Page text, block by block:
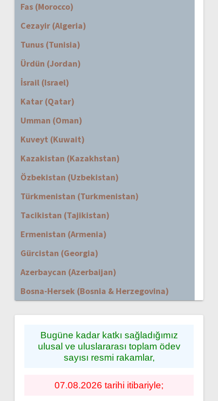
Fas (Morocco)
Cezayir (Algeria)
Tunus (Tunisia)
Ürdün (Jordan)
İsrail (Israel)
Katar (Qatar)
Umman (Oman)
Kuveyt (Kuwait)
Kazakistan (Kazakhstan)
Özbekistan (Uzbekistan)
Türkmenistan (Turkmenistan)
Tacikistan (Tajikistan)
Ermenistan (Armenia)
Gürcistan (Georgia)
Azerbaycan (Azerbaijan)
Bosna-Hersek (Bosnia & Herzegovina)
Bugüne kadar katkı sağladığımız
ulusal ve uluslararası toplam ödev
sayısı resmi rakamlar,
07.08.2026 tarihi itibariyle;